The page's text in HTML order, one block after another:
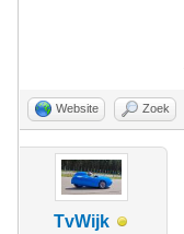
Website Zoek
TvWijk